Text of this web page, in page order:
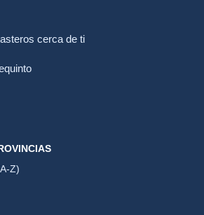
cerca de ti
Z)